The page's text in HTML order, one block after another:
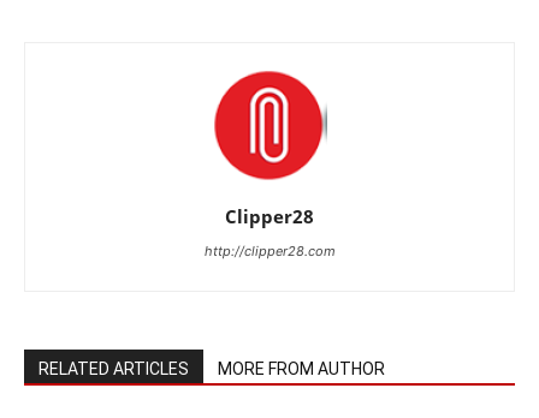
Clipper28
http://clipper28.com
RELATED ARTICLES MORE FROM AUTHOR